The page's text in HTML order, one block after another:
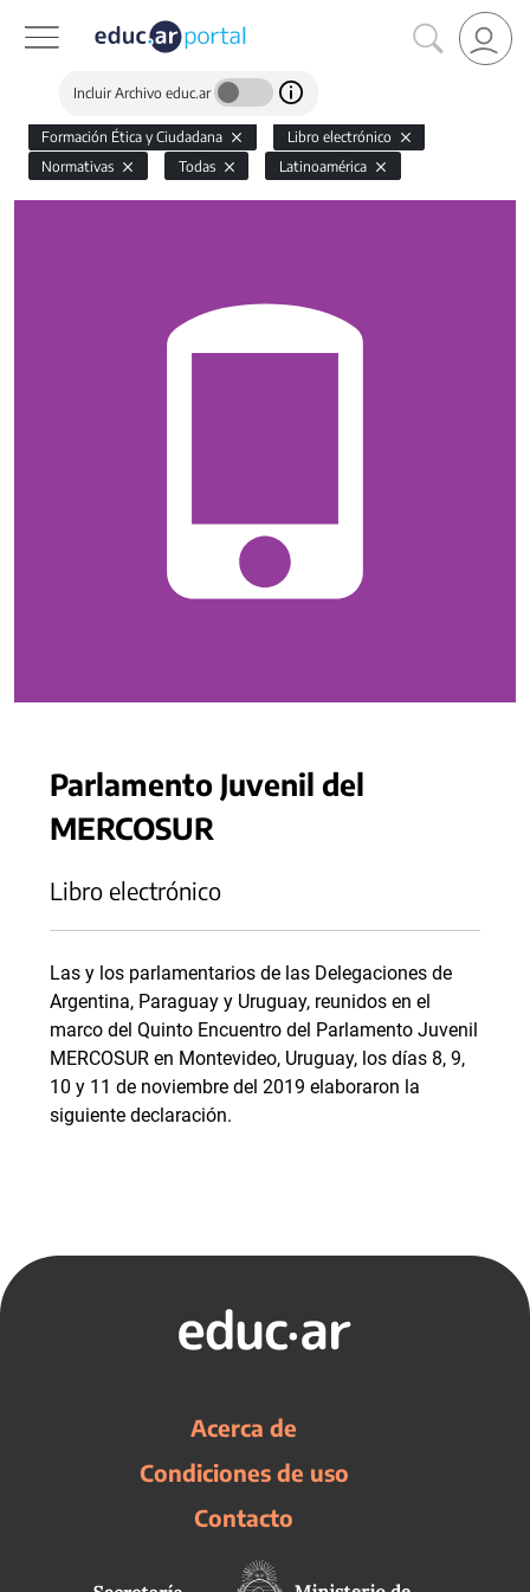
Incluir Archivo educ.ar
Formación Ética y Ciudadana
Libro electrónico
Normativas
Todas Latinoamérica
Parlamento Juvenil del
MERCOSUR
Libro electrónico
Las y los parlamentarios de las Delegaciones de
Argentina, Paraguay y Uruguay, reunidos en el
marco del Quinto Encuentro del Parlamento Juvenil
MERCOSUR en Montevideo, Uruguay, los días 8, 9,
10 y 11 de noviembre del 2019 elaboraron la
siguiente declaración.
Acerca de
Condiciones de uso
Contacto